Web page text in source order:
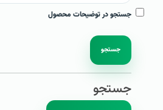
جستجو در توضیحات محصول
جستجو
جستجو